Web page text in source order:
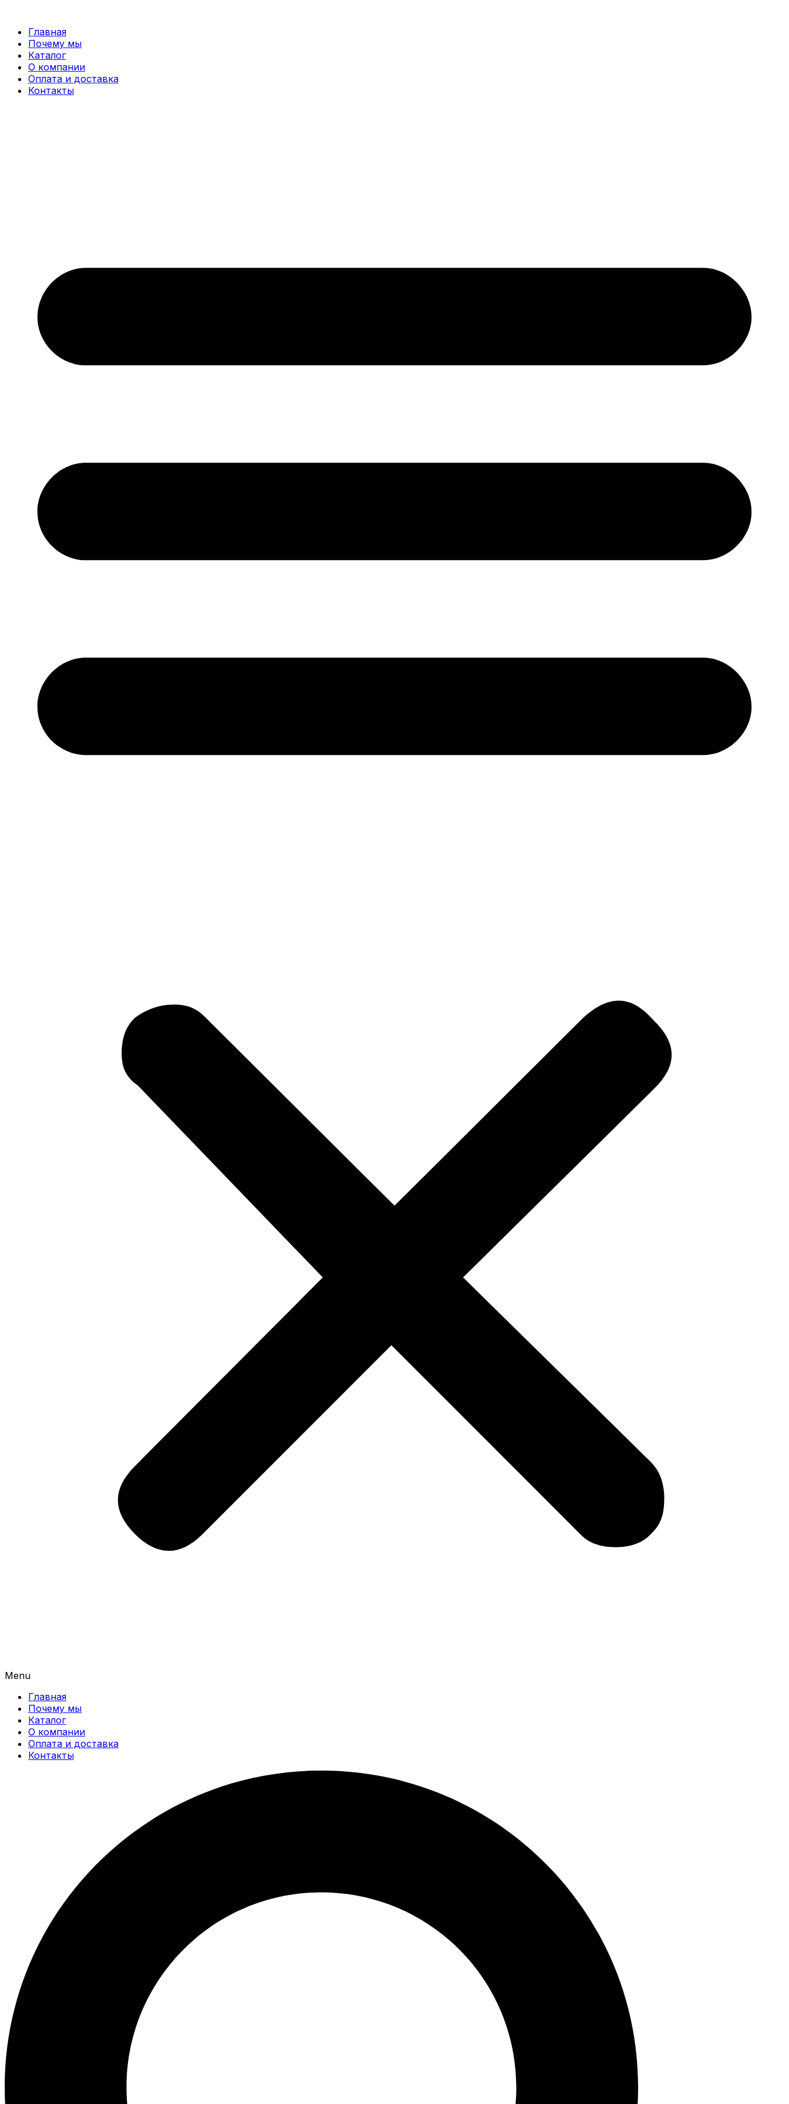
содержимому
Главная
Почему мы
Каталог
О компании
Оплата и доставка
Контакты
Menu
Главная
Почему мы
Каталог
О компании
Оплата и доставка
Контакты